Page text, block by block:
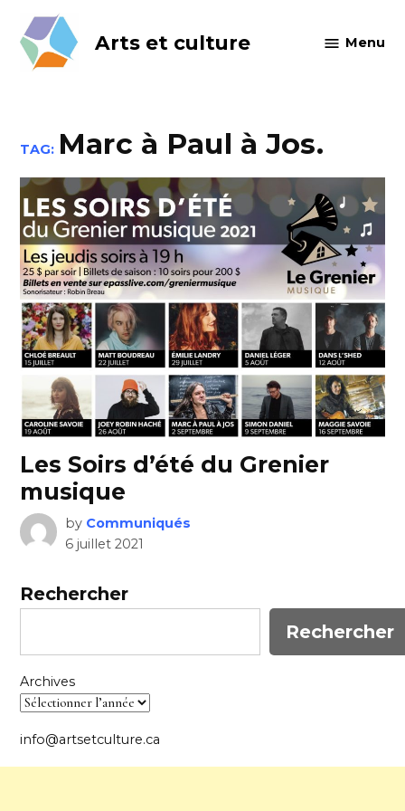
content
Arts et culture Menu
TAG: Marc à Paul à Jos.
Les Soirs d’été du Grenier
musique
by Communiqués
6 juillet 2021
Rechercher
Rechercher
Archives
info@artsetculture.ca